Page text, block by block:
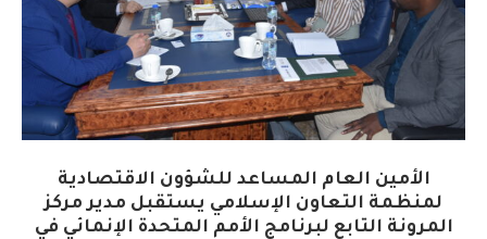
الأمين العام المساعد للشؤون الاقتصادية
لمنظمة التعاون الإسلامي يستقبل مدير مركز
المرونة التابع لبرنامج الأمم المتحدة الإنمائي في